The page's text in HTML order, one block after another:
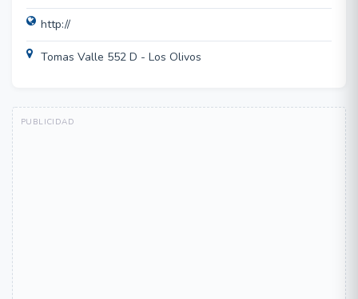
http://
Tomas Valle 552 D - Los Olivos